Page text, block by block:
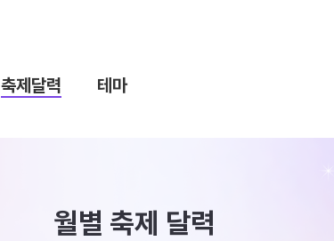
축제달력 테마
월별 축제 달력